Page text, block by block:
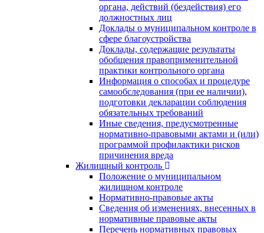
органа, действий (бездействия) его
должностных лиц
Доклады о муниципальном контроле в
сфере благоустройства
Доклады, содержащие результаты
обобщения правоприменительной
практики контрольного органа
Информация о способах и процедуре
самообследования (при ее наличии),
подготовки декларации соблюдения
обязательных требований
Иные сведения, предусмотренные
нормативно-правовыми актами и (или)
программой профилактики рисков
причинения вреда
Жилищный контроль
Положение о муниципальном
жилищном контроле
Нормативно-правовые акты
Сведения об изменениях, внесенных в
нормативные правовые акты
Перечень нормативных правовых